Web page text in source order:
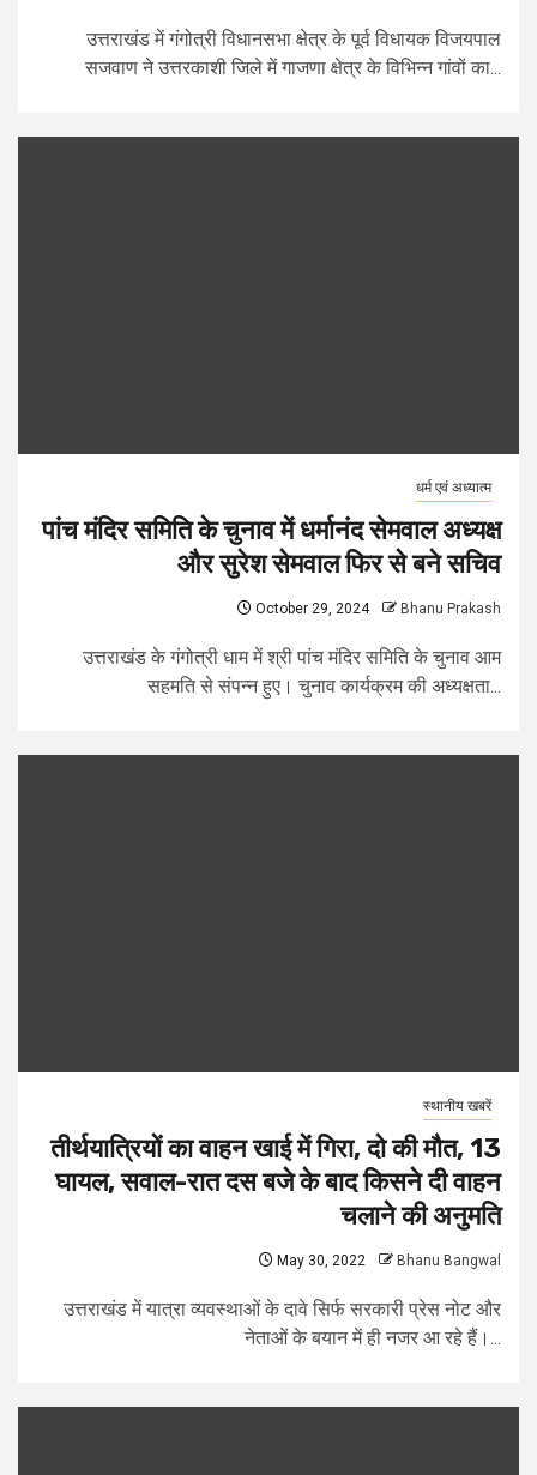
उत्तराखंड में गंगोत्री विधानसभा क्षेत्र के पूर्व विधायक विजयपाल
सजवाण ने उत्तरकाशी जिले में गाजणा क्षेत्र के विभिन्न गांवों का...
धर्म एवं अध्यात्म
पांच मंदिर समिति के चुनाव में धर्मानंद सेमवाल अध्यक्ष
और सुरेश सेमवाल फिर से बने सचिव
October 29, 2024 Bhanu Prakash
उत्तराखंड के गंगोत्री धाम में श्री पांच मंदिर समिति के चुनाव आम
सहमति से संपन्न हुए। चुनाव कार्यक्रम की अध्यक्षता...
स्थानीय खबरें
तीर्थयात्रियों का वाहन खाई में गिरा, दो की मौत, 13
घायल, सवाल-रात दस बजे के बाद किसने दी वाहन
चलाने की अनुमति
May 30, 2022 Bhanu Bangwal
उत्तराखंड में यात्रा व्यवस्थाओं के दावे सिर्फ सरकारी प्रेस नोट और
नेताओं के बयान में ही नजर आ रहे हैं।...